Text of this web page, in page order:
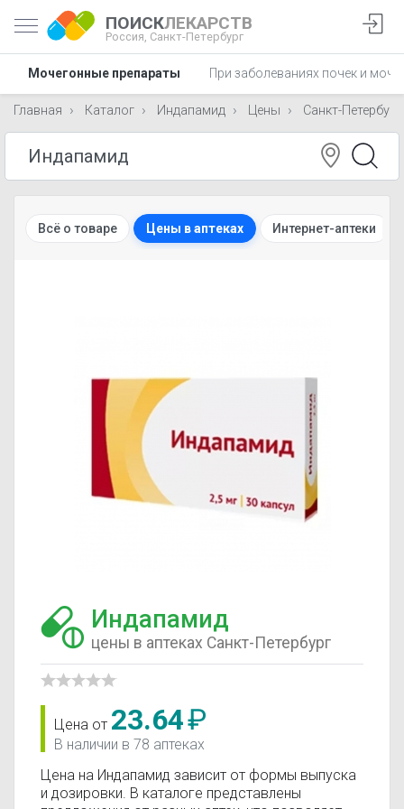
ПОИСКЛЕКАРСТВ
Россия, Санкт-Петербург
Мочегонные препараты При заболеваниях почек и
Главная Каталог Индапамид Цены Санкт-Петербург
Всё о товаре Цены в аптеках Интернет-аптеки
Индапамид
цены в аптеках Санкт-Петербург
Цена от 23.64₽
В наличии в 78 аптеках
Цена на Индапамид зависит от формы выпуска
и дозировки. В каталоге представлены